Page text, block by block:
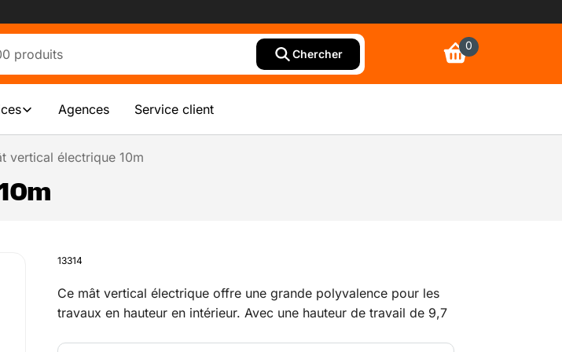
Chercher
0
Agences Service client
vertical électrique 10m
13314
Ce mât vertical électrique offre une grande polyvalence pour les
travaux en hauteur en intérieur. Avec une hauteur de travail de 9,7